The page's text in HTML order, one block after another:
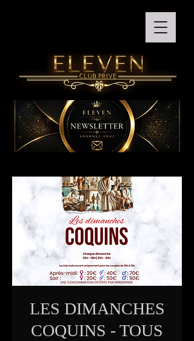
LES DIMANCHES
COQUINS - TOUS